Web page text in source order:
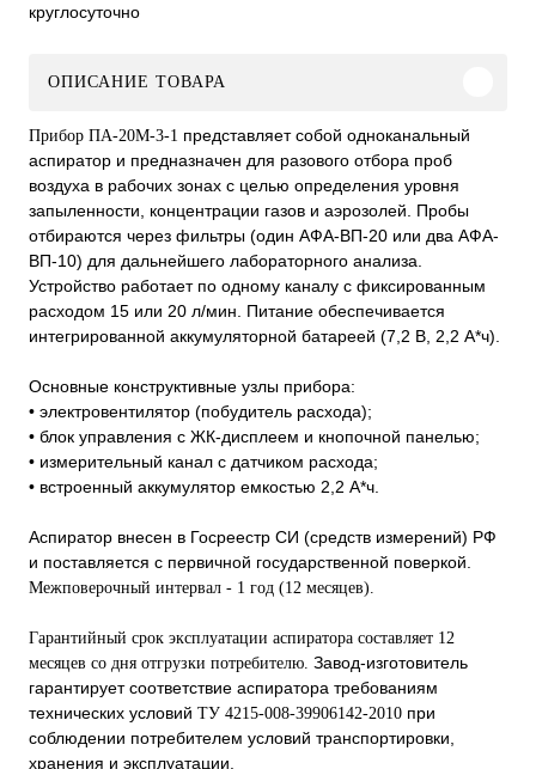
круглосуточно
ОПИСАНИЕ ТОВАРА
Прибор ПА-20М-3-1 представляет собой одноканальный
аспиратор и предназначен для разового отбора проб
воздуха в рабочих зонах с целью определения уровня
запыленности, концентрации газов и аэрозолей. Пробы
отбираются через фильтры (один АФА-ВП-20 или два АФА-
ВП-10) для дальнейшего лабораторного анализа.
Устройство работает по одному каналу с фиксированным
расходом 15 или 20 л/мин. Питание обеспечивается
интегрированной аккумуляторной батареей (7,2 В, 2,2 А*ч).
Основные конструктивные узлы прибора:
• электровентилятор (побудитель расхода);
• блок управления с ЖК-дисплеем и кнопочной панелью;
• измерительный канал с датчиком расхода;
• встроенный аккумулятор емкостью 2,2 А*ч.
Аспиратор внесен в Госреестр СИ (средств измерений) РФ
и поставляется с первичной государственной поверкой.
Межповерочный интервал - 1 год (12 месяцев).
Гарантийный срок эксплуатации аспиратора составляет 12
месяцев со дня отгрузки потребителю. Завод-изготовитель
гарантирует соответствие аспиратора требованиям
технических условий ТУ 4215-008-39906142-2010 при
соблюдении потребителем условий транспортировки,
хранения и эксплуатации.